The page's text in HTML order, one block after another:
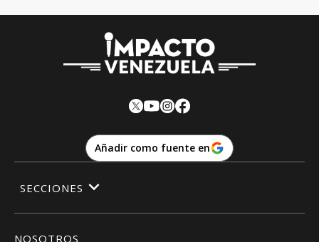
Añadir como fuente en
NOSOTROS
SECCIONES